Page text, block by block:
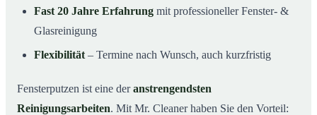
Fast 20 Jahre Erfahrung mit professioneller Fenster- &
Glasreinigung
Flexibilität – Termine nach Wunsch, auch kurzfristig
Fensterputzen ist eine deranstrengendsten
Reinigungsarbeiten. Mit Mr. Cleaner haben Sie den Vorteil: